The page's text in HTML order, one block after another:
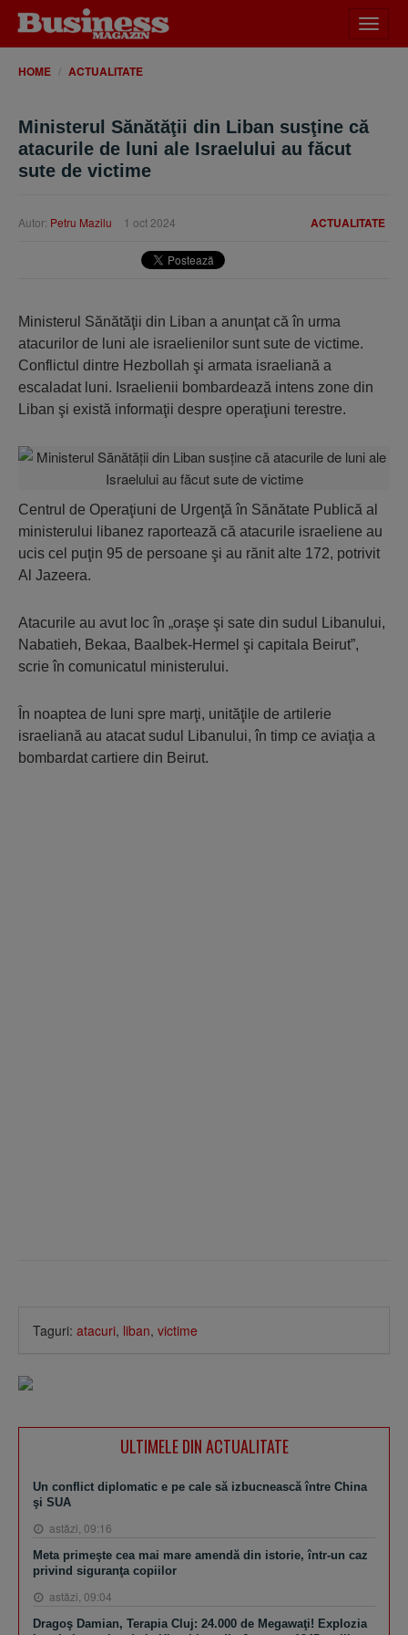
meniu
HOME ACTUALITATE
Ministerul Sănătăţii din Liban susţine că
atacurile de luni ale Israelului au făcut
sute de victime
ACTUALITATE
Autor: Petru Mazilu 1 oct 2024
Ministerul Sănătăţii din Liban a anunţat că în urma
atacurilor de luni ale israelienilor sunt sute de victime.
Conflictul dintre Hezbollah şi armata israeliană a
escaladat luni. Israelienii bombardează intens zone din
Liban şi există informaţii despre operaţiuni terestre.
Centrul de Operaţiuni de Urgenţă în Sănătate Publică al
ministerului libanez raportează că atacurile israeliene au
ucis cel puţin 95 de persoane şi au rănit alte 172, potrivit
Al Jazeera.
Atacurile au avut loc în „oraşe şi sate din sudul Libanului,
Nabatieh, Bekaa, Baalbek-Hermel şi capitala Beirut”,
scrie în comunicatul ministerului.
În noaptea de luni spre marţi, unităţile de artilerie
israeliană au atacat sudul Libanului, în timp ce aviaţia a
bombardat cartiere din Beirut.
Taguri: atacuri, liban, victime
ULTIMELE DIN ACTUALITATE
Un conflict diplomatic e pe cale să izbucnească între China
şi SUA
astăzi, 09:16
Meta primeşte cea mai mare amendă din istorie, într-un caz
privind siguranţa copiilor
astăzi, 09:04
Dragoş Damian, Terapia Cluj: 24.000 de Megawaţi! Explozia